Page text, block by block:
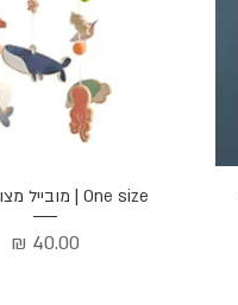
תצוגה מהירהOne size | מובייל מצולות מעץ
מחיר